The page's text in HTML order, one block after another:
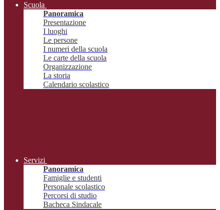
Scuola
Panoramica
Presentazione
I luoghi
Le persone
I numeri della scuola
Le carte della scuola
Organizzazione
La storia
Calendario scolastico
Servizi
Panoramica
Famiglie e studenti
Personale scolastico
Percorsi di studio
Bacheca Sindacale